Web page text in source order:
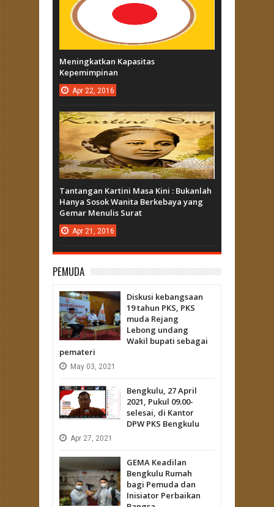
Meningkatkan Kapasitas
Kepemimpinan
Apr 22, 2016
Tantangan Kartini Masa Kini : Bukanlah
Hanya Sosok Wanita Berkebaya yang
Gemar Menulis Surat
Apr 21, 2016
PEMUDA
Diskusi kebangsaan
19 tahun PKS, PKS
muda Rejang
Lebong undang
Wakil bupati sebagai
pemateri
May 03, 2021
Bengkulu, 27 April
2021, Pukul 09.00-
selesai, di Kantor
DPW PKS Bengkulu
Apr 27, 2021
GEMA Keadilan
Bengkulu Rumah
bagi Pemuda dan
Inisiator Perbaikan